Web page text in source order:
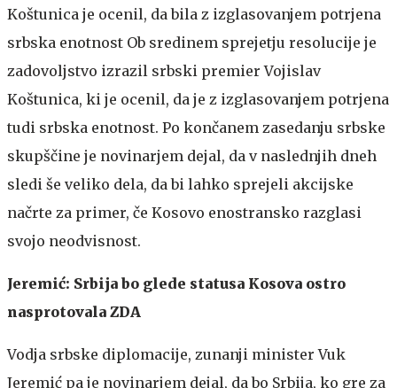
Koštunica je ocenil, da bila z izglasovanjem potrjena
srbska enotnost Ob sredinem sprejetju resolucije je
zadovoljstvo izrazil srbski premier Vojislav
Koštunica, ki je ocenil, da je z izglasovanjem potrjena
tudi srbska enotnost. Po končanem zasedanju srbske
skupščine je novinarjem dejal, da v naslednjih dneh
sledi še veliko dela, da bi lahko sprejeli akcijske
načrte za primer, če Kosovo enostransko razglasi
svojo neodvisnost.
Jeremić: Srbija bo glede statusa Kosova ostro
nasprotovala ZDA
Vodja srbske diplomacije, zunanji minister Vuk
Jeremić pa je novinarjem dejal, da bo Srbija, ko gre za